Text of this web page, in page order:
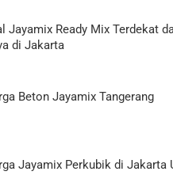
Jayamix Ready Mix Terdekat
di Jakarta
Beton Jayamix Tangerang
Jayamix Perkubik di Jakarta